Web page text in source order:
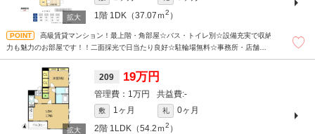
1階 1DK（37.07ｍ2 ）
高級賃貸マンション！最上階・角部屋☆バス・トイレ別☆設備充実で収納
力も魅力のお部屋です！！二面採光で日当たり良好☆駐輪場無料☆事務所・店舗利
209 19万円
1万円 -
敷 1ヶ月 礼
0ヶ月
2階 1LDK（54.2ｍ2 ）